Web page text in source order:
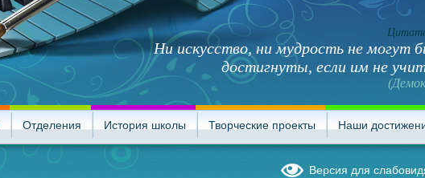
Ни искусство, ни мудрость не могут
достигнуты, если им не
Отделения История школы Творческие проекты Наши
Версия для